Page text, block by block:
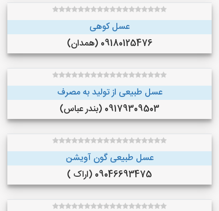
عسل کوهی
09180125476 (همدان)
عسل طبیعی از تولید به مصرف
09179309503 (بندر عباس)
عسل طبیعی گون آویشن
09046693475 (اراک )